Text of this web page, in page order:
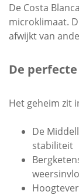
De Costa
microklimaat.
afwijkt van
De
Het geheim zit
De
stabiliteit